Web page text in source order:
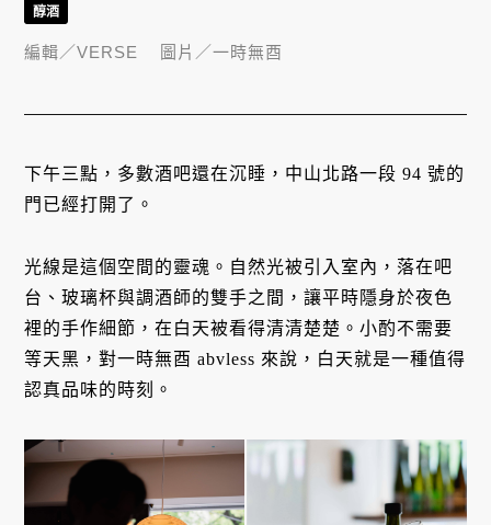
下午三點，多數酒吧還在沉睡，中山北路一段 94 號的
門已經打開了。
光線是這個空間的靈魂。自然光被引入室內，落在吧
台、玻璃杯與調酒師的雙手之間，讓平時隱身於夜色
裡的手作細節，在白天被看得清清楚楚。小酌不需要
等天黑，對一時無酉 abvless 來說，白天就是一種值得
認真品味的時刻。
醇酒
編輯／VERSE 圖片／一時無酉